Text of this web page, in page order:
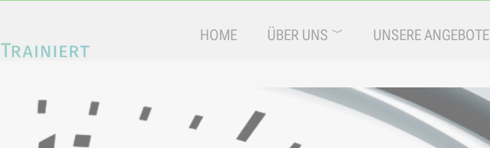
HOME ÜBER UNS UNSERE ANGEBOTE